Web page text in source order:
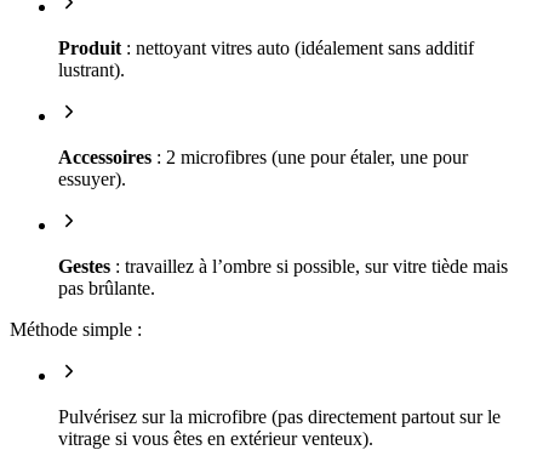
Produit : nettoyant vitres auto (idéalement sans additif
lustrant).
Accessoires : 2 microfibres (une pour étaler, une pour
essuyer).
Gestes : travaillez à l’ombre si possible, sur vitre tiède mais
pas brûlante.
Méthode simple :
Pulvérisez sur la microfibre (pas directement partout sur le
vitrage si vous êtes en extérieur venteux).